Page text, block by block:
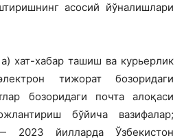
асосий йўналишлари
хат-хабар ташиш ва курьерлик
тижорат бозоридаги
бозоридаги почта алоқаси
бўйича вазифалар;
2023 йилларда Ўзбекистон